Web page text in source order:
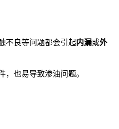
不良等问题都会引起内漏或外
，也易导致渗油问题。